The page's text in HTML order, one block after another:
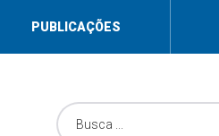
PUBLICAÇÕES